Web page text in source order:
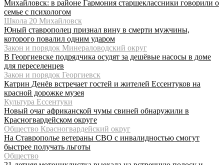
Михайловск: в районе Гармония старшеклассники говорили о
семье с психологом
Школа 20 Михайловск
Юный ставрополец признал вину в смерти мужчины,
которого повалил одним ударом
Закон и порядок Минераловодский округ
В Георгиевске подрядчика осудят за дешёвые насосы в доме
для переселенцев
Закон и порядок Георгиевск
Катрин Денёв встречает гостей и жителей Ессентуков на
красной дорожке музея
Культура Ессентуки
Новый очаг африканской чумы свиней обнаружили в
Красногвардейском округе
Общество Красногвардейский округ
На Ставрополье ветераны СВО с инвалидностью смогут
быстрее получать льготы
Общество